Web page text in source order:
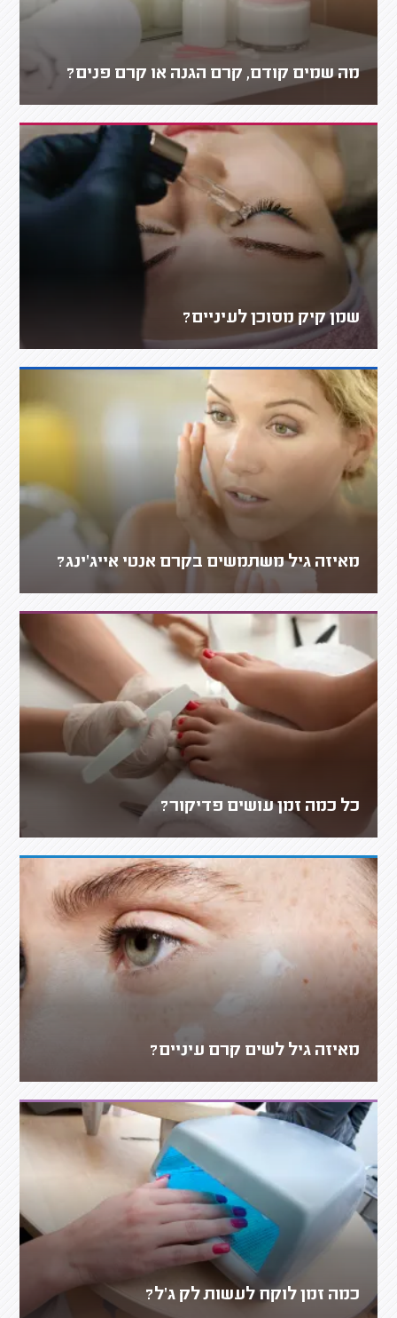
מה שמים קודם, קרם הגנה או קרם פנים?
שמן קיק מסוכן לעיניים?
מאיזה גיל משתמשים בקרם אנטי אייג'ינג?
כל כמה זמן עושים פדיקור?
מאיזה גיל לשים קרם עיניים?
כמה זמן לוקח לעשות לק ג'ל?